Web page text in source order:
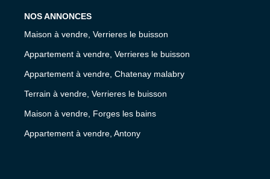
NOS ANNONCES
Maison à vendre, Verrieres le buisson
Appartement à vendre, Verrieres le buisson
Appartement à vendre, Chatenay malabry
Terrain à vendre, Verrieres le buisson
Maison à vendre, Forges les bains
Appartement à vendre, Antony